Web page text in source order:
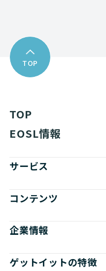
TOP
TOP
EOSL情報
サービス
コンテンツ
企業情報
ゲットイットの特徴